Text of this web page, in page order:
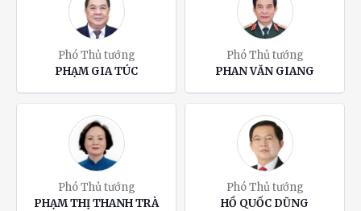
Phó Thủ tướng
PHẠM GIA TÚC
Phó Thủ tướng
PHAN VĂN GIANG
Phó Thủ tướng
PHẠM THỊ THANH TRÀ
Phó Thủ tướng
HỒ QUỐC DŨNG